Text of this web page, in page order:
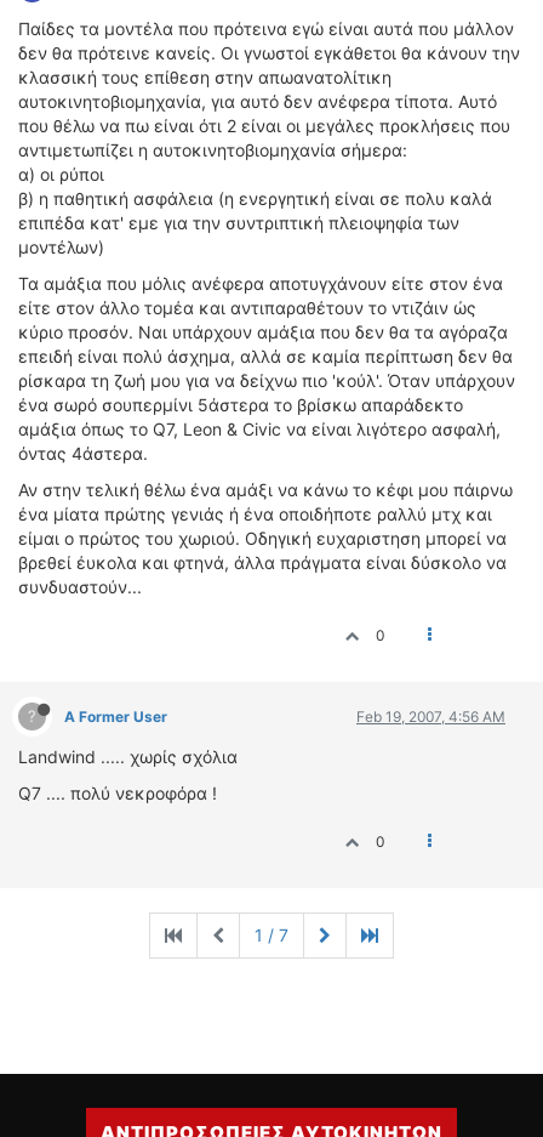
Παίδες τα μοντέλα που πρότεινα εγώ είναι αυτά που μάλλον
δεν θα πρότεινε κανείς. Οι γνωστοί εγκάθετοι θα κάνουν την
κλασσική τους επίθεση στην απωανατολίτικη
αυτοκινητοβιομηχανία, για αυτό δεν ανέφερα τίποτα. Αυτό
που θέλω να πω είναι ότι 2 είναι οι μεγάλες προκλήσεις που
αντιμετωπίζει η αυτοκινητοβιομηχανία σήμερα:
α) οι ρύποι
β) η παθητική ασφάλεια (η ενεργητική είναι σε πολυ καλά
επιπέδα κατ' εμε για την συντριπτική πλειοψηφία των
μοντέλων)
Τα αμάξια που μόλις ανέφερα αποτυγχάνουν είτε στον ένα
είτε στον άλλο τομέα και αντιπαραθέτουν το ντιζάιν ώς
κύριο προσόν. Ναι υπάρχουν αμάξια που δεν θα τα αγόραζα
επειδή είναι πολύ άσχημα, αλλά σε καμία περίπτωση δεν θα
ρίσκαρα τη ζωή μου για να δείχνω πιο 'κούλ'. Όταν υπάρχουν
ένα σωρό σουπερμίνι 5άστερα το βρίσκω απαράδεκτο
αμάξια όπως το Q7, Leon & Civic να είναι λιγότερο ασφαλή,
όντας 4άστερα.
Αν στην τελική θέλω ένα αμάξι να κάνω το κέφι μου πάιρνω
ένα μίατα πρώτης γενιάς ή ένα οποιδήποτε ραλλύ μτχ και
είμαι ο πρώτος του χωριού. Οδηγική ευχαριστηση μπορεί να
βρεθεί έυκολα και φτηνά, άλλα πράγματα είναι δύσκολο να
συνδυαστούν...
0
? A Former User Feb 19, 2007, 4:56 AM
Landwind ..... χωρίς σχόλια
Q7 .... πολύ νεκροφόρα !
0
1 / 7